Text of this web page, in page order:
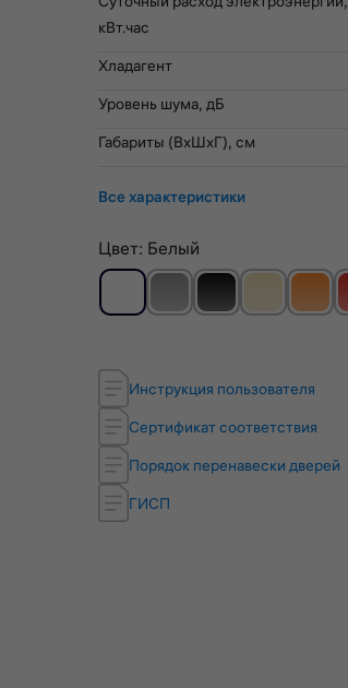
кВт.час
Хладагент
Уровень шума, дБ
Габариты (ВхШхГ), см
Все характеристики
Цвет: Белый
Инструкция пользователя
Сертификат соответствия
Порядок перенавески дверей
ГИСП